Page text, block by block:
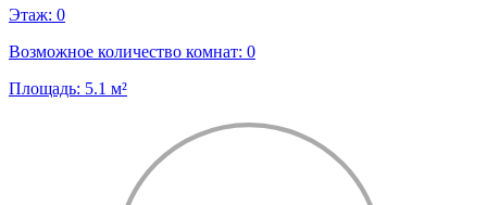
Этаж: 0
Возможное количество комнат: 0
Площадь: 5.1 м²